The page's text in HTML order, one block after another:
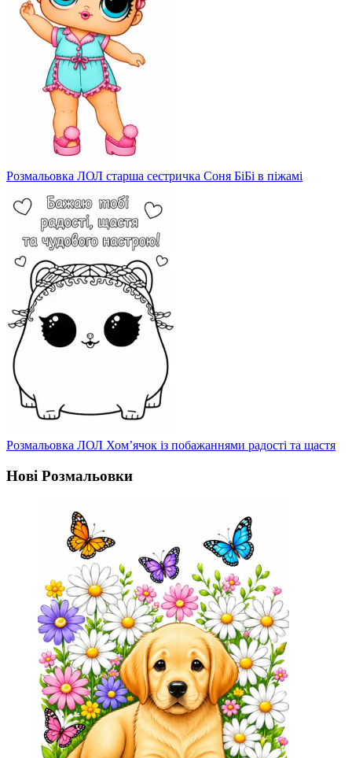
Розмальовка ЛОЛ старша сестричка Соня БіБі в піжамі
Розмальовка ЛОЛ Хом’ячок із побажаннями радості та щастя
Нові Розмальовки